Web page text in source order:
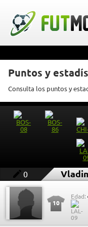
Puntos y
Consulta los puntos y
0
10
Edad: